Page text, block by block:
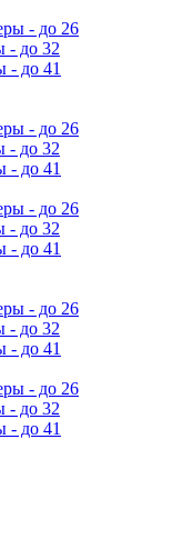
- до 26
- до 32
- до 41
- до 26
- до 32
- до 41
- до 26
- до 32
- до 41
- до 26
- до 32
- до 41
- до 26
- до 32
- до 41